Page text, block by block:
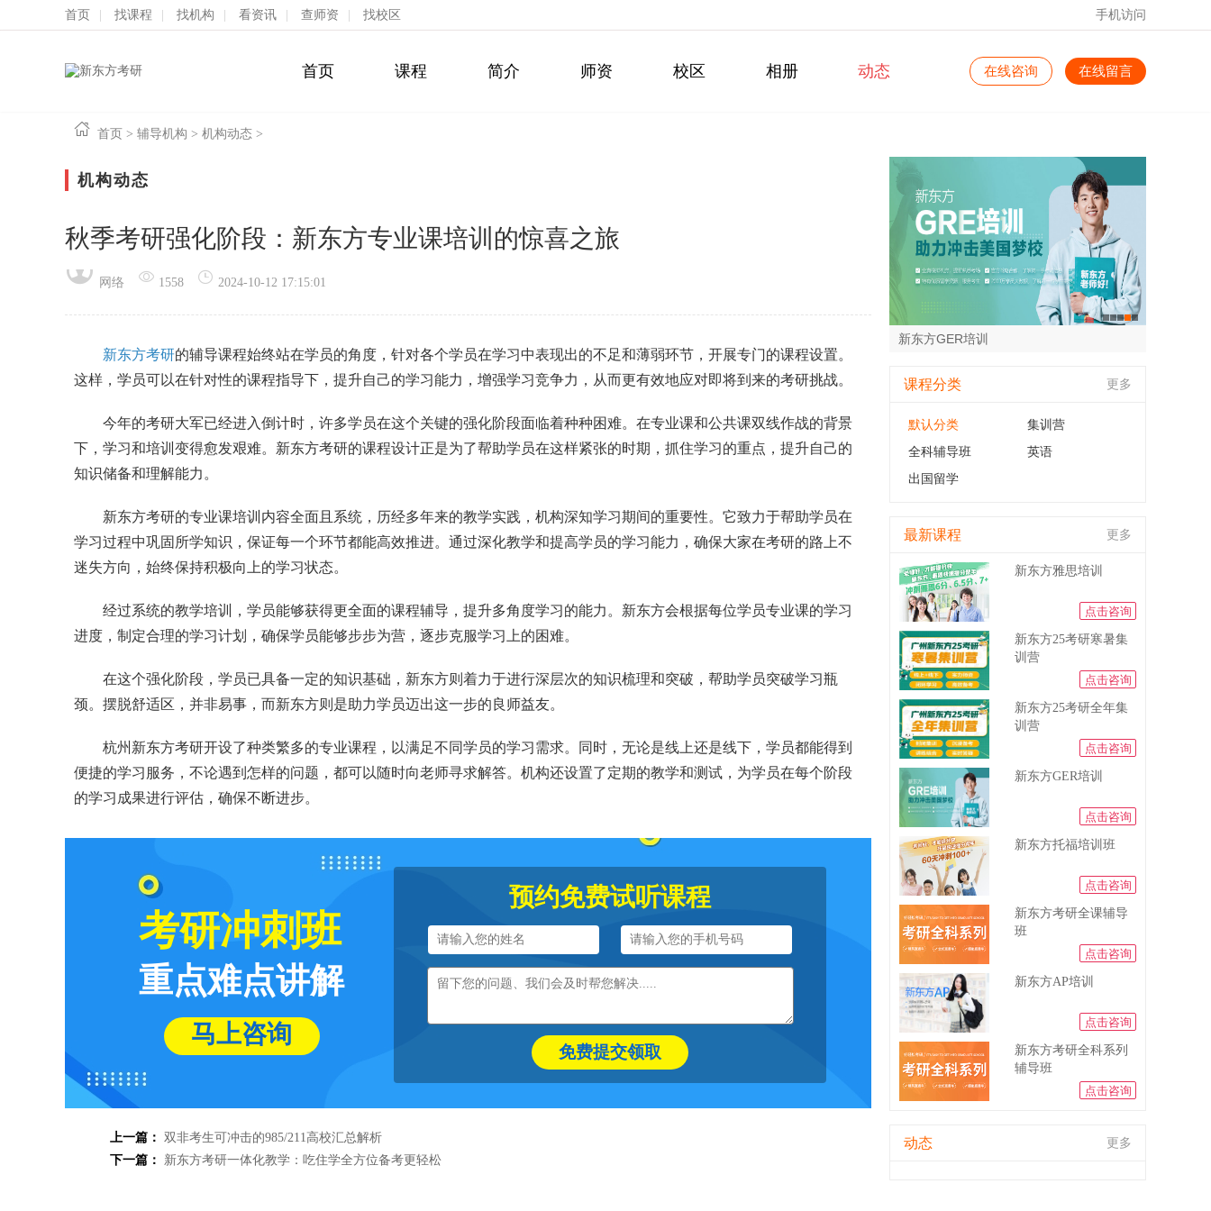
首页 找课程 找机构 看资讯 查师资 找校区 手机访问
首页 课程 简介 师资 校区 相册 动态 在线咨询 在线留言
首页 > 辅导机构 > 机构动态 >
机构动态
秋季考研强化阶段：新东方专业课培训的惊喜之旅
网络 1558 2024-10-12 17:15:01
新东方考研的辅导课程始终站在学员的角度，针对各个学员在学习中表现出的不足和薄弱环节，开展专门的课程设置。
这样，学员可以在针对性的课程指导下，提升自己的学习能力，增强学习竞争力，从而更有效地应对即将到来的考研挑战。
今年的考研大军已经进入倒计时，许多学员在这个关键的强化阶段面临着种种困难。在专业课和公共课双线作战的背景
下，学习和培训变得愈发艰难。新东方考研的课程设计正是为了帮助学员在这样紧张的时期，抓住学习的重点，提升自己的
知识储备和理解能力。
新东方考研的专业课培训内容全面且系统，历经多年来的教学实践，机构深知学习期间的重要性。它致力于帮助学员在
学习过程中巩固所学知识，保证每一个环节都能高效推进。通过深化教学和提高学员的学习能力，确保大家在考研的路上不
迷失方向，始终保持积极向上的学习状态。
经过系统的教学培训，学员能够获得更全面的课程辅导，提升多角度学习的能力。新东方会根据每位学员专业课的学习
进度，制定合理的学习计划，确保学员能够步步为营，逐步克服学习上的困难。
在这个强化阶段，学员已具备一定的知识基础，新东方则着力于进行深层次的知识梳理和突破，帮助学员突破学习瓶
颈。摆脱舒适区，并非易事，而新东方则是助力学员迈出这一步的良师益友。
杭州新东方考研开设了种类繁多的专业课程，以满足不同学员的学习需求。同时，无论是线上还是线下，学员都能得到
便捷的学习服务，不论遇到怎样的问题，都可以随时向老师寻求解答。机构还设置了定期的教学和测试，为学员在每个阶段
的学习成果进行评估，确保不断进步。
考研冲刺班
重点难点讲解
马上咨询
预约免费试听课程
免费提交领取
上一篇： 双非考生可冲击的985/211高校汇总解析
下一篇：
新东方考研一体化教学：吃住学全方位备考更轻松
新东方托福培训班
课程分类 更多
默认分类
集训营
全科辅导班
英语
出国留学
最新课程 更多
新东方雅思培训
点击咨询
新东方25考研寒暑集
训营
点击咨询
新东方25考研全年集
训营
点击咨询
新东方GER培训
点击咨询
新东方托福培训班
点击咨询
新东方考研全课辅导
班
点击咨询
新东方AP培训
点击咨询
新东方考研全科系列
辅导班
点击咨询
动态 更多